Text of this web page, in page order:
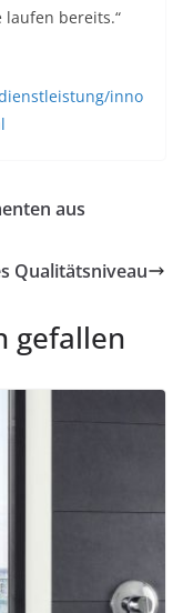
bereits.“
inno
aus
Qualitätsniveau
gefallen